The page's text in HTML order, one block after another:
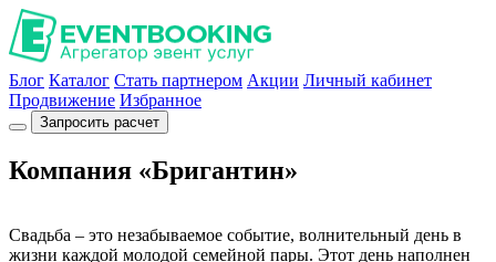
Блог Каталог Стать партнером Акции Личный кабинет
Продвижение Избранное
Запросить расчет
Компания «Бригантин»
Свадьба – это незабываемое событие, волнительный день в
жизни каждой молодой семейной пары. Этот день наполнен